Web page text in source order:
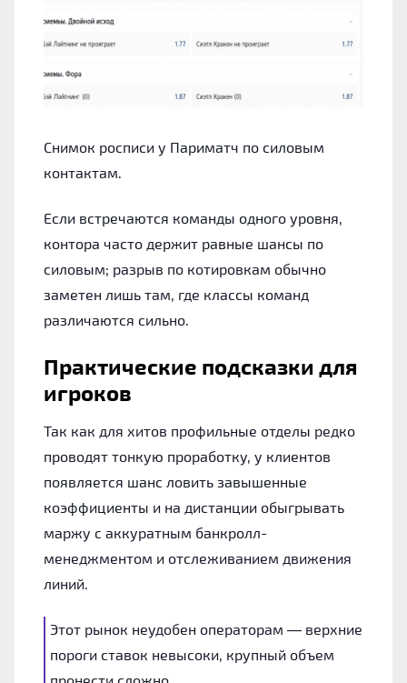
Снимок росписи у Париматч по силовым
контактам.
Если встречаются команды одного уровня,
контора часто держит равные шансы по
силовым; разрыв по котировкам обычно
заметен лишь там, где классы команд
различаются сильно.
Практические подсказки для
игроков
Так как для хитов профильные отделы редко
проводят тонкую проработку, у клиентов
появляется шанс ловить завышенные
коэффициенты и на дистанции обыгрывать
маржу с аккуратным банкролл-
менеджментом и отслеживанием движения
линий.
Этот рынок неудобен операторам — верхние
пороги ставок невысоки, крупный объем